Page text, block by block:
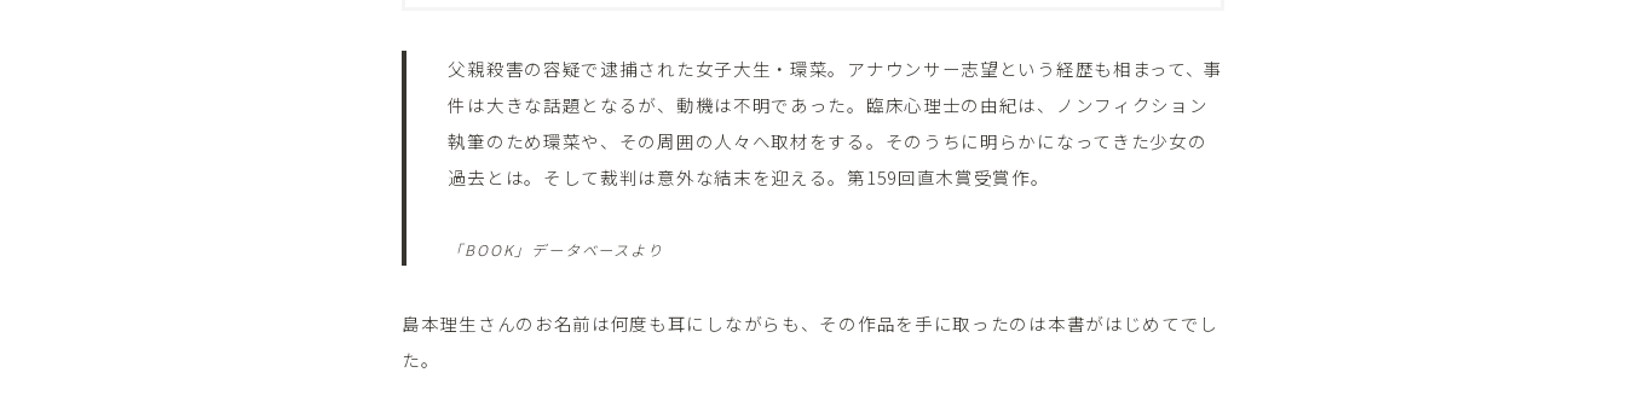
父親殺害の容疑で逮捕された女子大生・環菜。アナウンサー志望という経歴も相まって、事
件は大きな話題となるが、動機は不明であった。臨床心理士の由紀は、ノンフィクション
執筆のため環菜や、その周囲の人々へ取材をする。そのうちに明らかになってきた少女の
過去とは。そして裁判は意外な結末を迎える。第159回直木賞受賞作。
「BOOK」データベースより
島本理生さんのお名前は何度も耳にしながらも、その作品を手に取ったのは本書がはじめてでし
た。